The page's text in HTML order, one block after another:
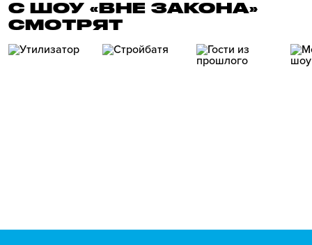
С ШОУ «ВНЕ ЗАКОНА»
СМОТРЯТ